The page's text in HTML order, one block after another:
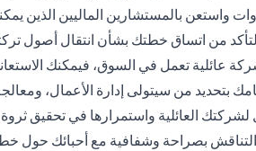
واستعن بالمستشارين الماليين الذين
من اتساق خطتك بشأن انتقال أصول تركتك
عائلية تعمل في السوق، فيمكنك
بتحديد من سيتولى إدارة الأعمال،
العائلية واستمرارها في تحقيق ثروة
بصراحة وشفافية مع أحبائك حول